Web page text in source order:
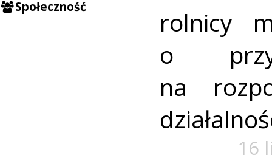
Społeczność
rolnicy
o
na
16